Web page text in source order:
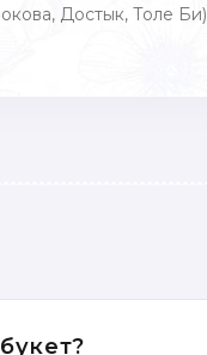
Достык, Толе Би)